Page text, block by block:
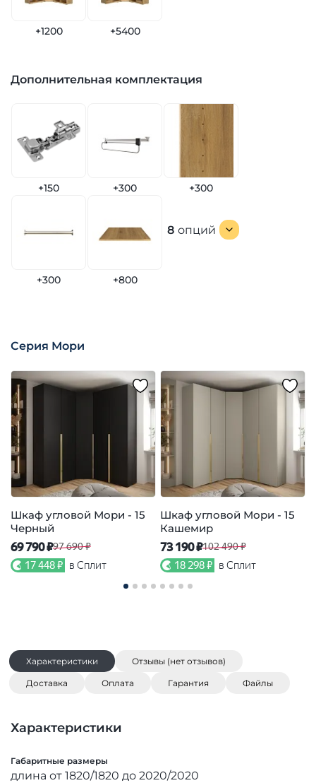
+1200 +5400
Дополнительная комплектация
+150 +300 +300
+300 +800
8 опций
Серия Мори
Шкаф угловой Мори - 15
Черный
69 790 ₽97 690 ₽
17 448 ₽ в Сплит
Шкаф угловой Мори - 15
Кашемир
73 190 ₽102 490 ₽
18 298 ₽ в Сплит
Характеристики Отзывы (нет отзывов)
Доставка Оплата Гарантия Файлы
Характеристики
Габаритные размеры
длина от 1820/1820 до 2020/2020